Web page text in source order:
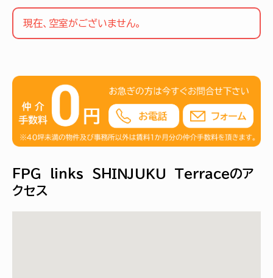
現在、空室がございません。
ＦＰＧ ｌｉｎｋｓ ＳＨＩＮＪＵＫＵ Ｔｅｒｒａｃｅのア
クセス